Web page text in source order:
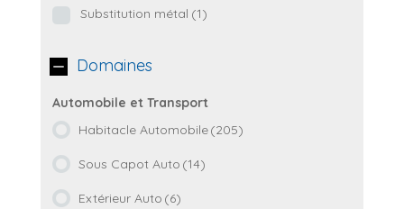
Substitution métal (1)
Domaines
Habitacle Automobile(205)
Sous Capot Auto (14)
Extérieur Auto (6)